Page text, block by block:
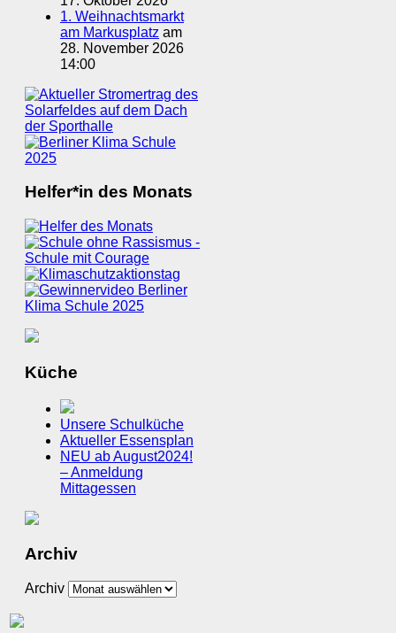
1. Weihnachtsmarkt
am Markusplatz am
28. November 2026
14:00
Helfer*in des Monats
Küche
Unsere Schulküche
Aktueller Essensplan
NEU ab August2024!
– Anmeldung
Mittagessen
Archiv
Archiv